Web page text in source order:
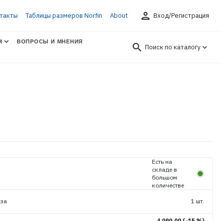
Таблицы размеров Norfin About person Вход/Регистрация
ВОПРОСЫ И МНЕНИЯ
search Поиск по каталогу
Есть на
складе в
большом
количестве
1 шт.